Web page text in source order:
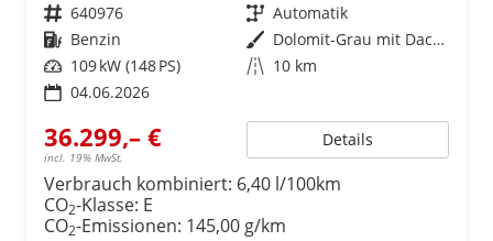
Fahrzeugnr. 640976 Getriebe Automatik
Kraftstoff Benzin Außenfarbe
Dolomit-Grau mit Dach in Black-Pearl-Schwarz
Leistung 109 kW (148 PS) Kilometerstand 10 km
04.06.2026
36.299,– €
incl. 19% MwSt.
Details
Verbrauch kombiniert: 6,40 l/100km
CO2-Klasse: E
CO2-Emissionen: 145,00 g/km